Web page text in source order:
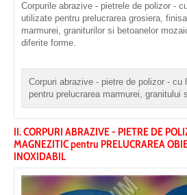
Corpurile abrazive - pietrele de polizor -
utilizate pentru prelucrarea grosiera,
marmurei, graniturilor si betoanelor
diferite forme.
Corpuri abrazive - pietre de polizor - cu
pentru prelucrarea marmurei, granitului
II. CORPURI ABRAZIVE - PIETRE DE
MAGNEZITIC pentru PRELUCRAREA
INOXIDABIL